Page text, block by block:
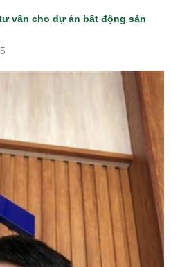
vấn cho dự án bất động sản